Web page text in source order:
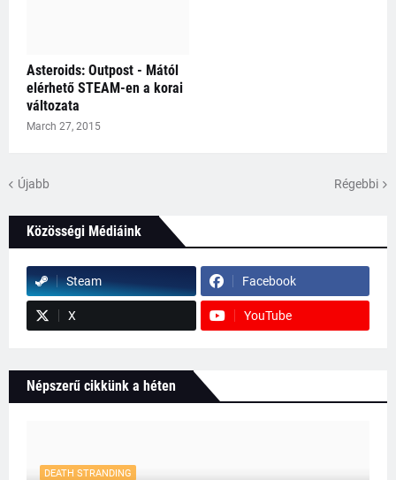
Asteroids: Outpost - Mától
elérhető STEAM-en a korai
változata
March 27, 2015
Újabb Régebbi
Közösségi Médiáink
Steam Facebook
X YouTube
Népszerű cikkünk a héten
DEATH STRANDING